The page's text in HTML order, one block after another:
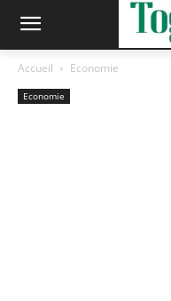
Accueil Economie
Economie